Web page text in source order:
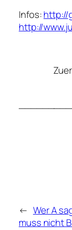
Infos:http://
http://
← Wer A
muss nicht